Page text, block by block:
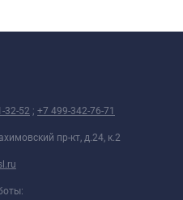
32-52 ; +7 499-342-76-71
пр-кт, д.24, к.2